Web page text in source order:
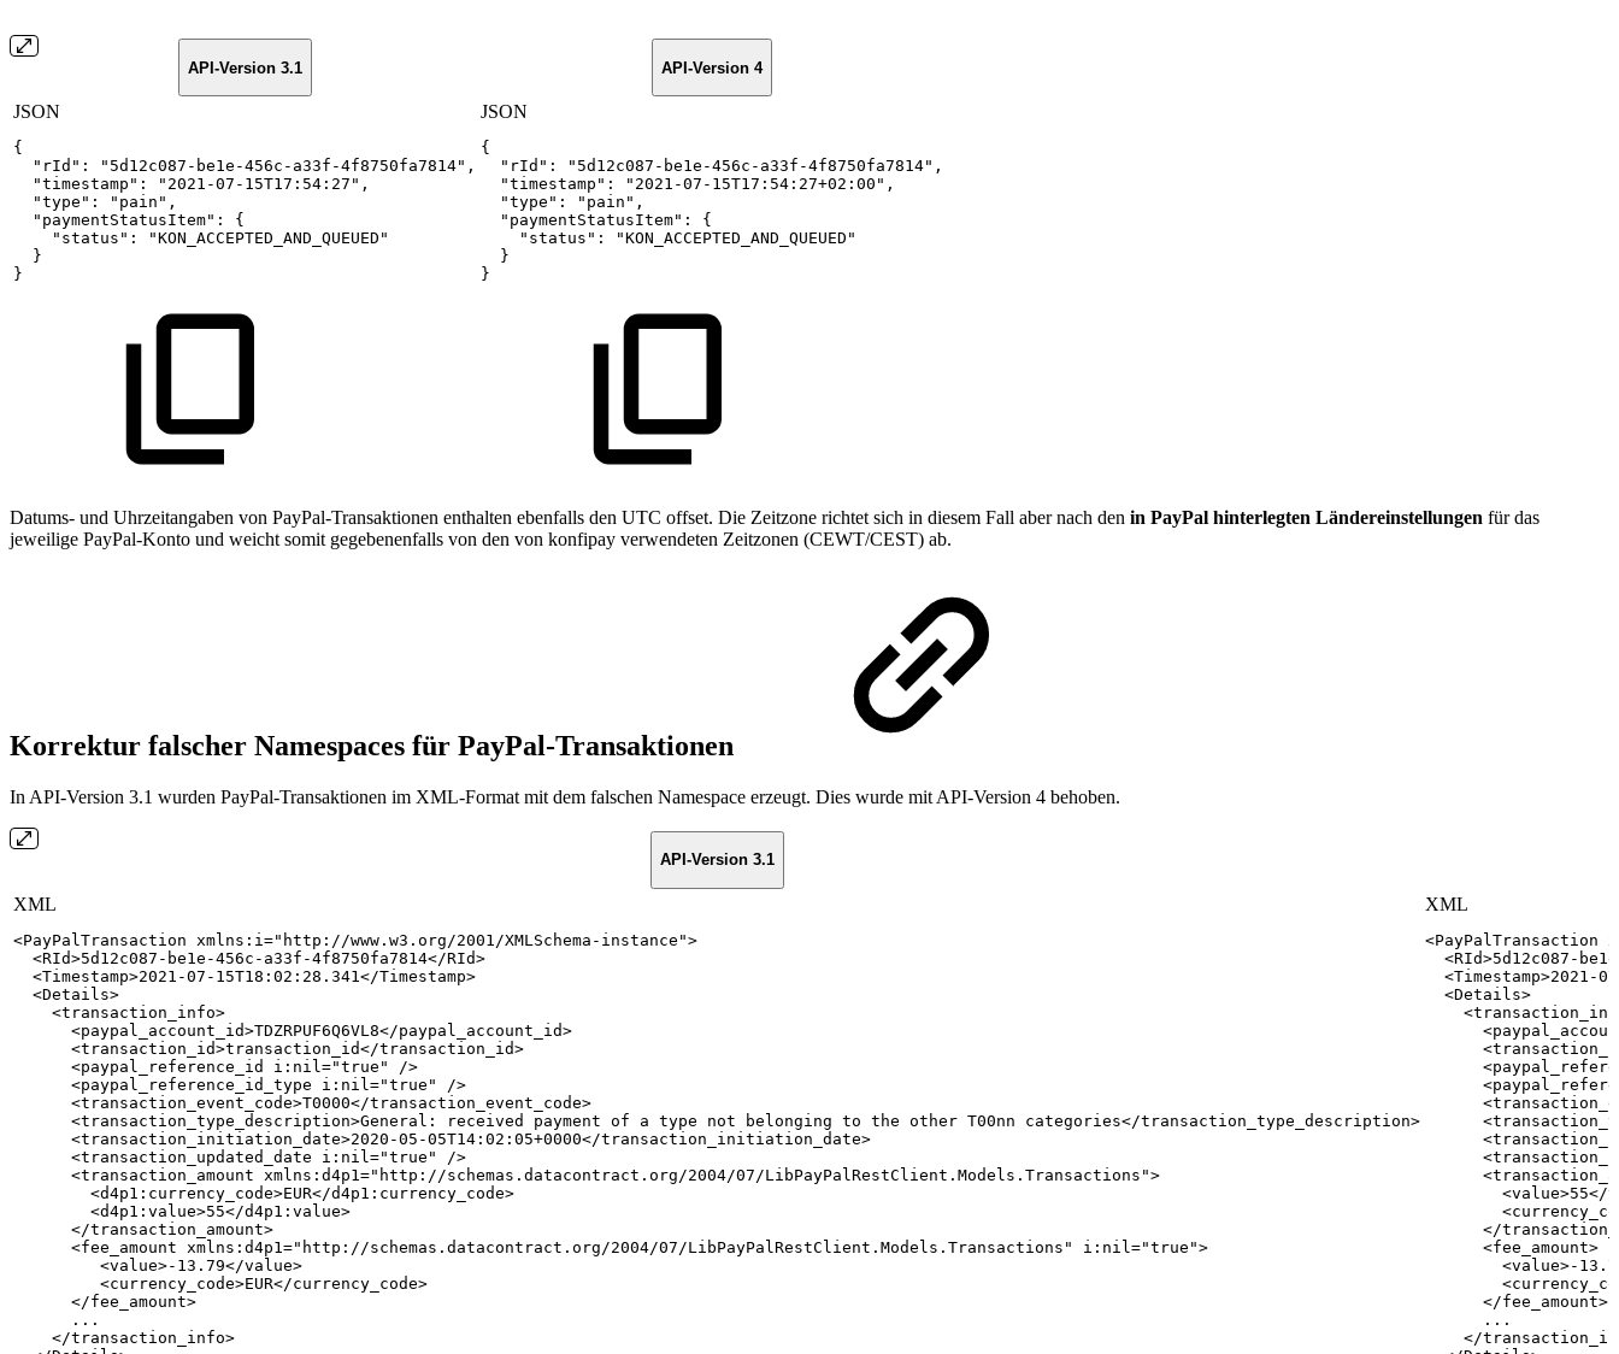
API-Version 3.1 API-Version 4
JSON
{
"rId" : "5d12c087-be1e-456c-a33f-4f8750fa7814" ,
"timestamp" : "2021-07-15T17:54:27" ,
"type" : "pain" ,
"paymentStatusItem" :
{
"status" :
"KON_ACCEPTED_AND_QUEUED"
}
}
JSON
{
"rId" : "5d12c087-be1e-456c-a33f-4f8750fa7814" ,
"timestamp" : "2021-07-15T17:54:27+02:00" ,
"type" : "pain" ,
"paymentStatusItem" :
{
"status" :
"KON_ACCEPTED_AND_QUEUED"
}
}
Datums- und Uhrzeitangaben von PayPal-Transaktionen enthalten ebenfalls den UTC offset. Die Zeitzone richtet sich in diesem Fall aber nach den in PayPal hinterlegten Ländereinstellungen für das
jeweilige PayPal-Konto und weicht somit gegebenenfalls von den von konfipay verwendeten Zeitzonen (CEWT/CEST) ab.
Korrektur falscher Namespaces für PayPal-Transaktionen
In API-Version 3.1 wurden PayPal-Transaktionen im XML-Format mit dem falschen Namespace erzeugt. Dies wurde mit API-Version 4 behoben.
API-Version 3.1
XML
<PayPalTransaction xmlns: i=" http://www.w3.org/2001/XMLSchema-instance ">
<RId>5d12c087-be1e-456c-a33f-4f8750fa7814</RId>
<Timestamp>2021-07-15T18:02:28.341</Timestamp>
<Details>
<transaction_info>
<paypal_account_id>TDZRPUF6Q6VL8</paypal_account_id>
<transaction_id>transaction_id</transaction_id>
<paypal_reference_id i: nil="true "
/>
<paypal_reference_id_type i: nil="true "
/>
<transaction_event_code>T0000</transaction_event_code>
<transaction_type_description>General: received payment of a type not belonging to the other T00nn categories</transaction_type_description>
<transaction_initiation_date>2020-05-05T14:02:05+0000</transaction_initiation_date>
<transaction_updated_date i: nil="true "
/>
<transaction_amount xmlns: d4p1=" http://schemas.datacontract.org/2004/07/LibPayPalRestClient.Models.Transactions ">
<d4p1: currency_code>EUR</d4p1: currency_code>
<d4p1: value>55</d4p1: value>
</transaction_amount>
<fee_amount xmlns: d4p1=" http://schemas.datacontract.org/2004/07/LibPayPalRestClient.Models.Transactions " i: nil="true ">
<value>-13.79</value>
<currency_code>EUR</currency_code>
</fee_amount>
...
</transaction_info>
XML
<PayPalTransaction
<RId>5d12c087-
<Timestamp>2021-
<Details>
<
<
<
<
<
<
<
<
<
<
<value>55</
<
</
<fee_amount>
<value>-
<
</fee_amount>
...
</